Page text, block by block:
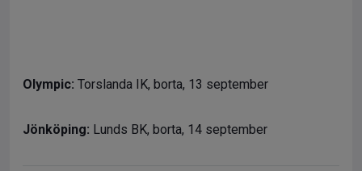
Olympic: Torslanda IK, borta, 13 september
Jönköping: Lunds BK, borta, 14 september